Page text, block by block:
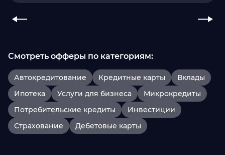
Смотреть офферы по категориям:
Автокредитование Кредитные карты
Вклады
Ипотека
Услуги для бизнеса
Микрокредиты
Потребительские кредиты
Инвестиции
Страхование
Дебетовые карты